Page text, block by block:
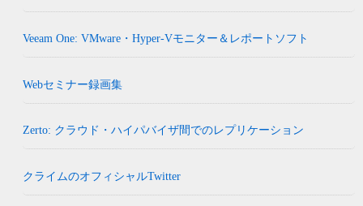
Veeam One: VMware・Hyper-Vモニター＆レポートソフト
Webセミナー録画集
Zerto: クラウド・ハイパバイザ間でのレプリケーション
クライムのオフィシャルTwitter